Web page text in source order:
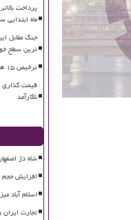
ماه ابتدایی
جنگ مقابل
ترین سطح
ترخیص ۱۵ هزار خودرو تا پایان خرداد
قیمت
ناکارآمد
شاه دژ
افزایش حجم
اسلام آباد
تجارت ایران و پاکستان ۱۰ میلیارد